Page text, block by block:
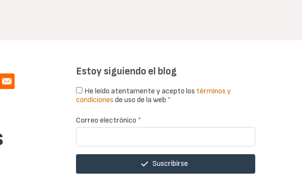
Estoy siguiendo el blog
He leído atentamente y acepto los términos y
condiciones de uso de la web *
Correo electrónico *
Suscribirse